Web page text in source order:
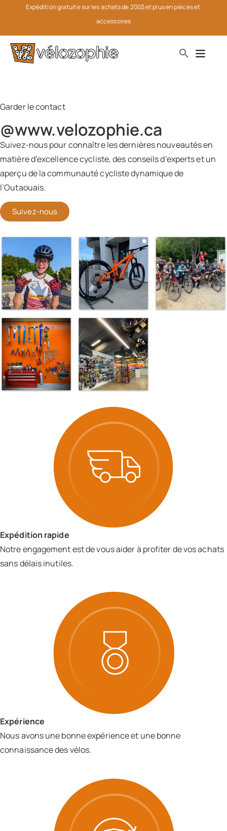
Expédition gratuite sur les achats de 200$ et plus en pièces et
accessoires
Garder le contact
@www.velozophie.ca​
Suivez-nous pour connaître les dernières nouveautés en
matière d’excellence cycliste, des conseils d’experts et un
aperçu de la communauté cycliste dynamique de
l’Outaouais.
Suivez-nous
Expédition rapide
Notre engagement est de vous aider à profiter de vos achats
sans délais inutiles.
Expérience
Nous avons une bonne expérience et une bonne
connaissance des vélos.